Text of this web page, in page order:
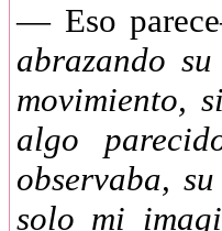
— Eso
abrazando
movimiento,
algo
observaba,
solo mi